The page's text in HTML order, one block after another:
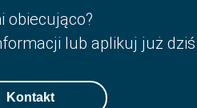
obiecująco?
lub aplikuj już dziś.
Kontakt